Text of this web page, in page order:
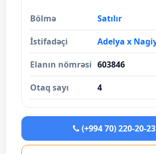
Bölmə Satılır
İstifadəçi Adelya x
Elanın nömrəsi 603846
Otaq sayı 4
(+994 70) 220-20-23